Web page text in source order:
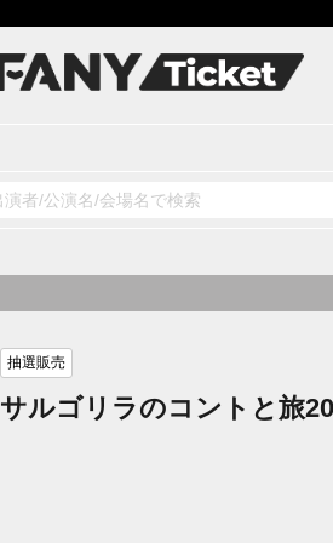
抽選販売
サルゴリラのコントと旅